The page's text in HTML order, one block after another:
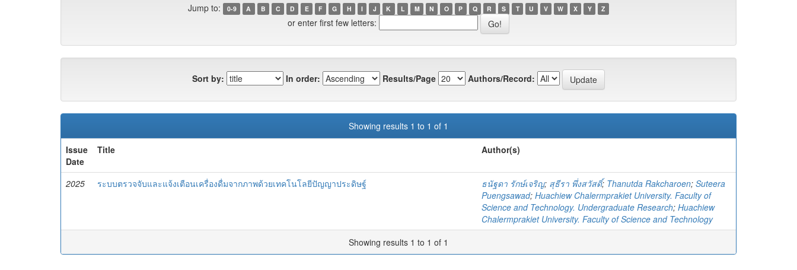
Jump to: 0-9 A B C D E F G H I J K L M N O P Q R S T U V W X Y Z
or enter first few letters:
Sort by: In order: Results/Page Authors/Record:
Showing results 1 to 1 of 1
Issue
Date
Title Author(s)
2025 ระบบตรวจจับและแจ้งเตือนเครื่องดื่มจากภาพด้วยเทคโนโลยีปัญญาประดิษฐ์ ธนัฐดา รักษ์เจริญ; สุธีรา พึ่งสวัสดิ์; Thanutda Rakcharoen; Suteera
Puengsawad; Huachiew Chalermprakiet University. Faculty of
Science and Technology. Undergraduate Research; Huachiew
Chalermprakiet University. Faculty of Science and Technology
Showing results 1 to 1 of 1